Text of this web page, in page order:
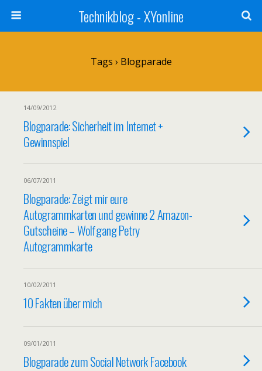
Technikblog - XYonline
Tags › Blogparade
14/09/2012
Blogparade: Sicherheit im Internet +
Gewinnspiel
06/07/2011
Blogparade: Zeigt mir eure
Autogrammkarten und gewinne 2 Amazon-
Gutscheine – Wolfgang Petry
Autogrammkarte
10/02/2011
10 Fakten über mich
09/01/2011
Blogparade zum Social Network Facebook